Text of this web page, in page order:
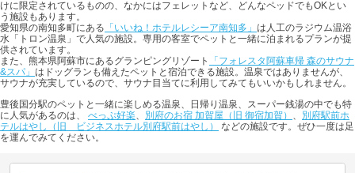
けに限定されているものの、なかにはフェレットなど、どんなペッドでもOKとい
う施設もあります。
愛知県の南知多町にある 「いいね！ホテルレシーア南知多」 は人工のラジウム温浴
水「トロン温泉」で人気の施設。専用の客室でペットと一緒に泊まれるプランが提
供されています。
また、熊本県阿蘇市にあるグランピングリゾート
「フォレスタ阿蘇車帰 森のサウナ
&スパ」 はドッグランも備えたペットと宿泊できる施設。温泉ではありませんが、
サウナが充実しているので、サウナ目当てに利用してみてもいいかもしれません。
豊後国分駅のペットと一緒に楽しめる温泉、日帰り温泉、スーパー銭湯の中でも特
に人気があるのは、 べっぷ好楽、 別府のお宿 加賀屋（旧 御宿加賀） 、 別府駅前ホ
テルはやし（旧 ビジネスホテル別府駅前はやし）
などの施設です。ぜひ一度は足
を運んでみてください。